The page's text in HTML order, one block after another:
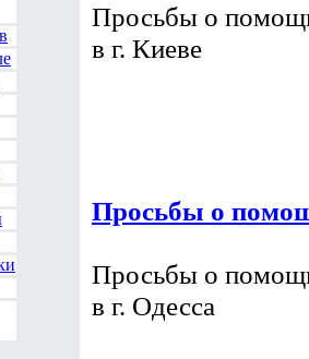
Просьбы о
в г. Киеве
Просьбы о
Просьбы о
в г. Одесса